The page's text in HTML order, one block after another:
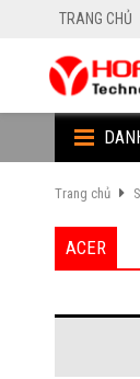
TRANG CHỦ
Trang chủ
ACER